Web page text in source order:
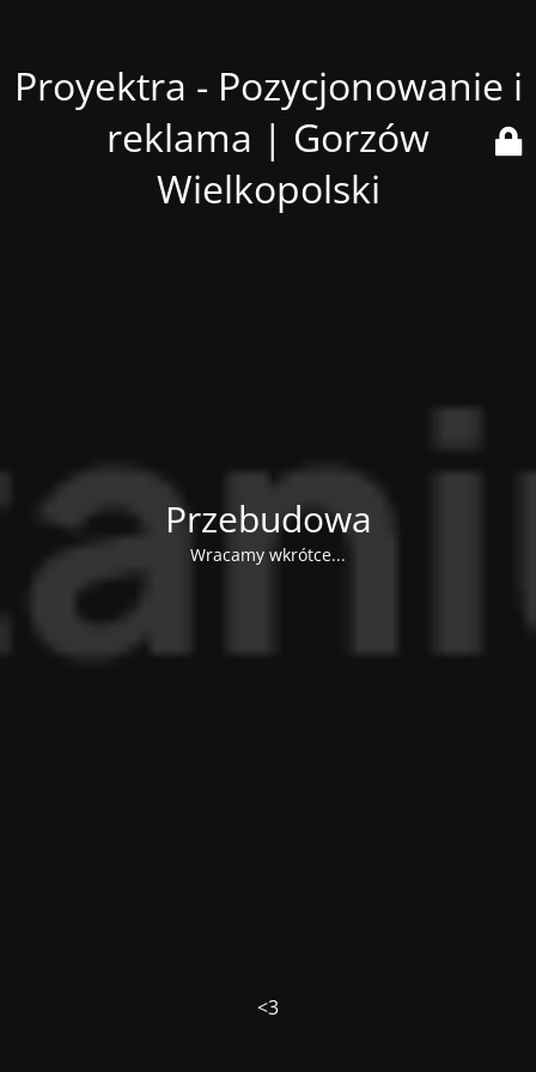
Proyektra - Pozycjonowanie i
reklama | Gorzów
Wielkopolski
Przebudowa
Wracamy wkrótce...
<3